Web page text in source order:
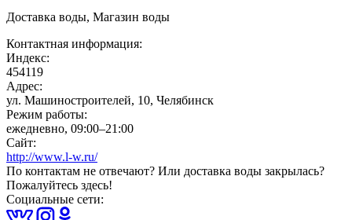
Доставка воды, Магазин воды
Контактная информация:
Индекс:
454119
Адрес:
ул. Машиностроителей, 10, Челябинск
Режим работы:
ежедневно, 09:00–21:00
Сайт:
http://www.l-w.ru/
По контактам не отвечают? Или доставка воды закрылась?
Пожалуйтесь здесь!
Социальные сети: